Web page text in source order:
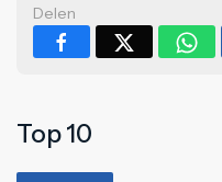
Delen
Top 10